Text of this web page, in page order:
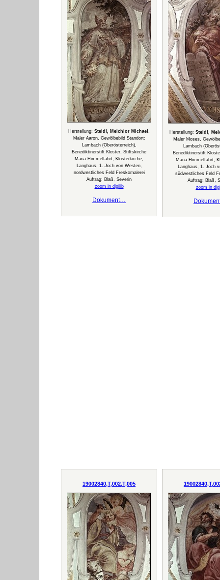
Herstellung: Steidl, Melchior Michael ,
Maler Aaron, Gewölbebild Standort:
Lambach (Oberösterreich),
Benediktinerstift Kloster, Stiftskirche
Mariä Himmelfahrt, Klosterkirche,
Langhaus, 1. Joch von Westen,
nordwestliches Feld Freskomalerei
Auftrag: Blaß, Severin
zoom in digilib
Dokument…
Herstellung: Steidl,
Maler Moses,
Lambach
Benediktinerstift
Mariä Himmelfahrt,
Langhaus, 1. Joch
südwestliches Feld
Auftrag: Blaß,
zoom in
19002840,T,002,T,005